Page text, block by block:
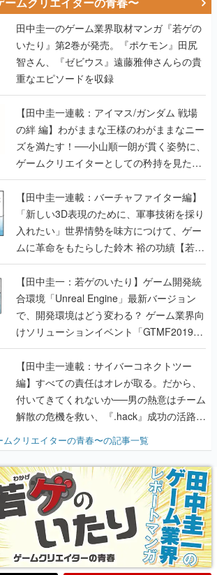
田中圭一のゲーム業界取材マンガ『若ゲの
いたり』第2巻が発売。『ポケモン』田尻
智さん、『ゼビウス』遠藤雅伸さんらの貴
重なエピソードを収録
【田中圭一連載：アイマス/ガンダム 戦場
の絆 編】わがままな王様のわがままなニー
ズを満たす！──小山順一朗が貫く姿勢に、
ゲームクリエイターとしての矜持を見た
【若ゲのいたり最終回】
【田中圭一連載：バーチャファイター編】
「新しい3D表現のために、軍事技術を採り
入れたい」世界情勢を味方につけて、ゲー
ムに革命をもたらした鈴木 裕の功績【若ゲ
のいたり】
【田中圭一：若ゲのいたり】ゲーム開発統
合環境「Unreal Engine」最新バージョン
で、開発環境はどう変わる？ ゲーム業界向
けソリューションイベント「GTMF2019」
に行って、より理解を深めよう【PR】
【田中圭一連載：サイバーコネクトツー
編】すべての責任はオレが取る。だから、
付いてきてくれないか──男の熱意はチーム
解散の危機を救い、『.hack』成功の活路を
開く。業界の快男児・松山 洋に流れる血は
『少年ジャンプ』色だった【若ゲのいた
り】
クリエイターの青春〜の記事一覧